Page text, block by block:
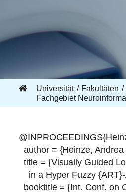
Universität Fakultäten
Fachgebiet
author = {Heinze,
title = {Visually Guided
in a Hyper Fuzzy {ART}-
booktitle = {Int. Conf. on